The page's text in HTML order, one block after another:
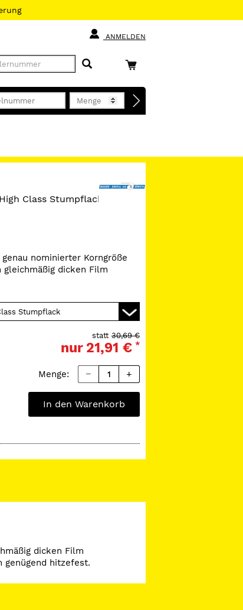
ANMELDEN
Class Stumpflack,
nominierter Korngröße
dicken Film
resistent und gegen alle
30,69 €
statt
nur 21,91 € *
Menge:
In den Warenkorb
dicken Film
genügend hitzefest.